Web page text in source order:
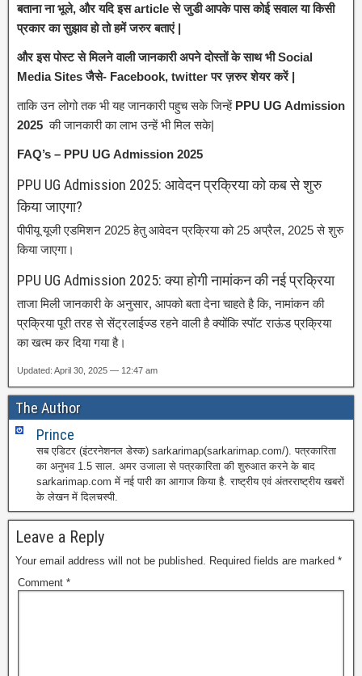
बताना ना भूले, और यदि इस article से जुडी आपके पास कोई सवाल या किसी
प्रकार का सुझाव हो तो हमें जरुर बताएं |
और इस पोस्ट से मिलने वाली जानकारी अपने दोस्तों के साथ भी Social
Media Sites जैसे- Facebook, twitter पर ज़रुर शेयर करें |
ताकि उन लोगो तक भी यह जानकारी पहुच सके जिन्हें PPU UG Admission
2025की जानकारी का लाभ उन्हें भी मिल सके|
FAQ’s – PPU UG Admission 2025
PPU UG Admission 2025: आवेदन प्रक्रिया को कब से शुरु
किया जाएगा?
पीपीयू यूजी एडमिशन 2025 हेतु आवेदन प्रक्रिया को 25 अप्रैल, 2025 से शुरु
किया जाएगा।
PPU UG Admission 2025: क्या होगी नामांकन की नई प्रक्रिया
ताजा मिली जानकारी के अनुसार, आपको बता देना चाहते है कि, नामांकन की
प्रक्रिया पूरी तरह से सेंट्रलाईज्ड रहने वाली है क्योंकि स्पॉट राऊंड प्रक्रिया
का खत्म कर दिया गया है।
Updated: April 30, 2025 — 12:47 am
The Author
Prince
सब एडिटर (इंटरनेशनल डेस्क) sarkarimap(sarkarimap.com/). पत्रकारिता
का अनुभव 1.5 साल. अमर उजाला से पत्रकारिता की शुरुआत करने के बाद
sarkarimap.com में नई पारी का आगाज किया है. राष्ट्रीय एवं अंतरराष्ट्रीय खबरों
के लेखन में दिलचस्पी.
Leave a Reply
Your email address will not be published. Required fields are marked *
Comment *